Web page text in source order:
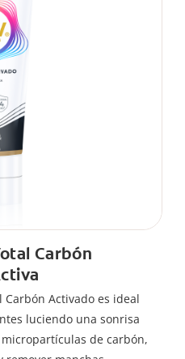
Carbón
Carbón Activado es ideal
luciendo una sonrisa
de carbón,